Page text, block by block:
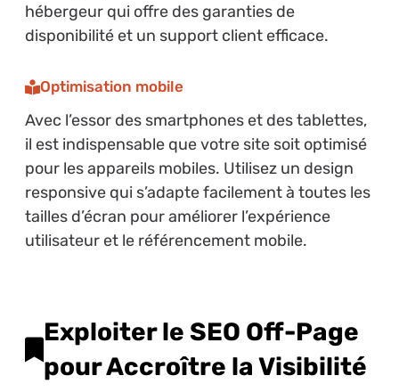
hébergeur qui offre des garanties de
disponibilité et un support client efficace.
Optimisation mobile
Avec l’essor des smartphones et des tablettes,
il est indispensable que votre site soit optimisé
pour les appareils mobiles. Utilisez un design
responsive qui s’adapte facilement à toutes les
tailles d’écran pour améliorer l’expérience
utilisateur et le référencement mobile.
Exploiter le SEO Off-Page
pour Accroître la Visibilité